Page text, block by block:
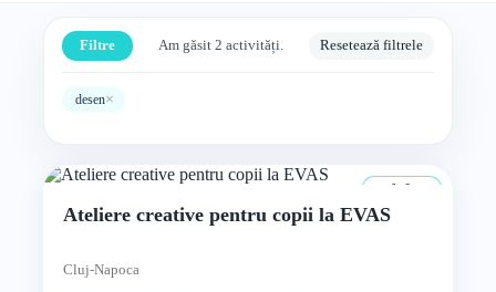
Filtre Am găsit 2 activități. Resetează filtrele
desen×
0–6 ani
Ateliere creative pentru copii la EVAS
Cluj-Napoca